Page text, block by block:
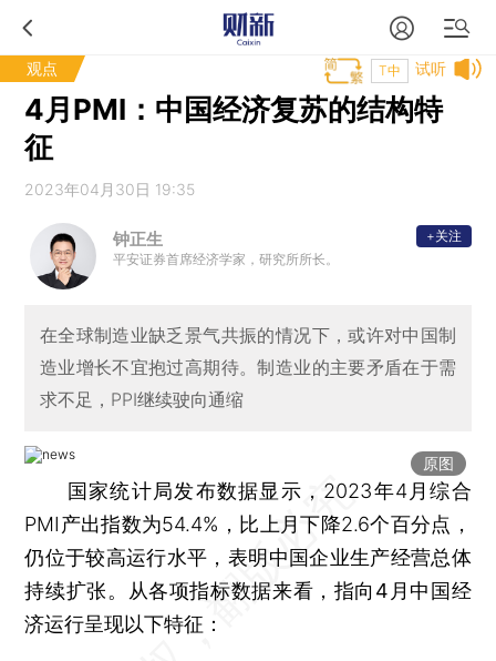
观点 试听
T中
4月PMI：中国经济复苏的结构特
征
2023年04月30日 19:35
钟正生
平安证券首席经济学家，研究所所长。
+关注
在全球制造业缺乏景气共振的情况下，或许对中国制
造业增长不宜抱过高期待。制造业的主要矛盾在于需
求不足，PPI继续驶向通缩
原图
国家统计局发布数据显示，2023年4月综合
PMI产出指数为54.4%，比上月下降2.6个百分点，
仍位于较高运行水平，表明中国企业生产经营总体
持续扩张。
从各项指标数据来看，指向4月中国经
济运行呈现以下特征：